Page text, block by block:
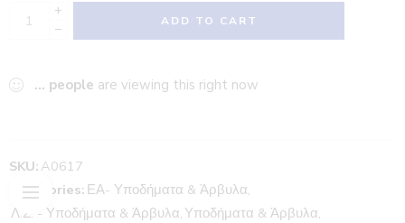
+
−
ADD TO CART
... people are viewing this right now
SKU: A0617
Categories: ΕΑ- Υποδήματα & Άρβυλα,
Λ.Σ. - Υποδήματα & Άρβυλα, Υποδήματα & Άρβυλα,